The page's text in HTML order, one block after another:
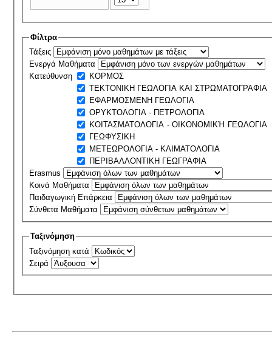
Φίλτρα
Τάξεις
Ενεργά Μαθήματα
Κατεύθυνση
ΚΟΡΜΟΣ
ΤΕΚΤΟΝΙΚΗ ΓΕΩΛΟΓΙΑ ΚΑΙ ΣΤΡΩΜΑΤΟΓΡΑΦΙΑ
ΕΦΑΡΜΟΣΜΕΝΗ ΓΕΩΛΟΓΙΑ
ΟΡΥΚΤΟΛΟΓΙΑ - ΠΕΤΡΟΛΟΓΙΑ
ΚΟΙΤΑΣΜΑΤΟΛΟΓΙΑ - ΟΙΚΟΝΟΜΙΚΉ ΓΕΩΛΟΓΙΑ
ΓΕΩΦΥΣΙΚΗ
ΜΕΤΕΩΡΟΛΟΓΙΑ - ΚΛΙΜΑΤΟΛΟΓΙΑ
ΠΕΡΙΒΑΛΛΟΝΤΙΚΗ ΓΕΩΓΡΑΦΙΑ
Erasmus
Κοινά Μαθήματα
Παιδαγωγική Επάρκεια
Σύνθετα Μαθήματα
Ταξινόμηση
Ταξινόμηση κατά
Σειρά